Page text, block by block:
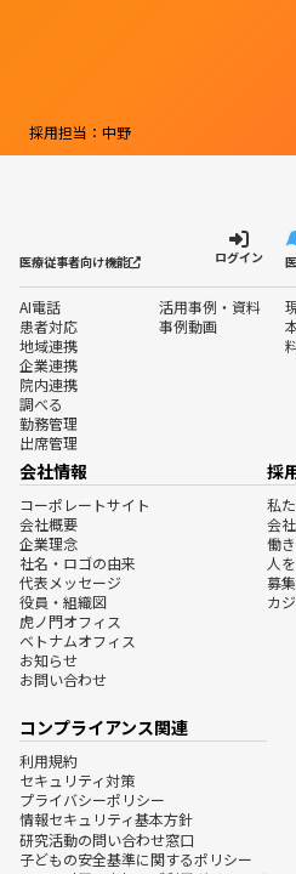
採用担当：中野
医療従事者向け機能 ログイン
AI電話
患者対応
地域連携
企業連携
院内連携
調べる
勤務管理
出席管理
活用事例・資料
事例動画
会社情報
コーポレートサイト
会社概要
企業理念
社名・ロゴの由来
代表メッセージ
役員・組織図
虎ノ門オフィス
ベトナムオフィス
お知らせ
お問い合わせ
採
私
会
働
人
募
カ
コンプライアンス関連
利用規約
セキュリティ対策
プライバシーポリシー
情報セキュリティ基本方針
研究活動の問い合わせ窓口
子どもの安全基準に関するポリシー